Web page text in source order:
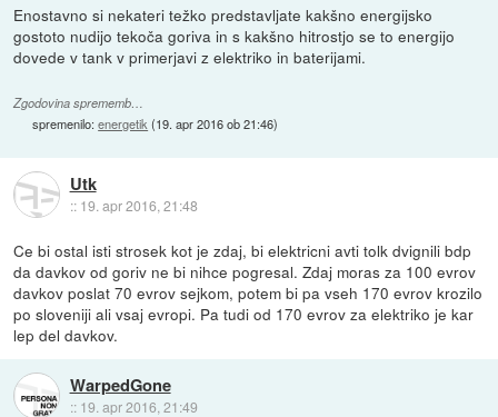
Enostavno si nekateri težko predstavljate kakšno energijsko
gostoto nudijo tekoča goriva in s kakšno hitrostjo se to energijo
dovede v tank v primerjavi z elektriko in baterijami.
Zgodovina sprememb…
spremenilo:energetik (19. apr 2016 ob 21:46)
Utk
:: 19. apr 2016, 21:48
Ce bi ostal isti strosek kot je zdaj, bi elektricni avti tolk dvignili bdp
da davkov od goriv ne bi nihce pogresal. Zdaj moras za 100 evrov
davkov poslat 70 evrov sejkom, potem bi pa vseh 170 evrov krozilo
po sloveniji ali vsaj evropi. Pa tudi od 170 evrov za elektriko je kar
lep del davkov.
WarpedGone
:: 19. apr 2016, 21:49